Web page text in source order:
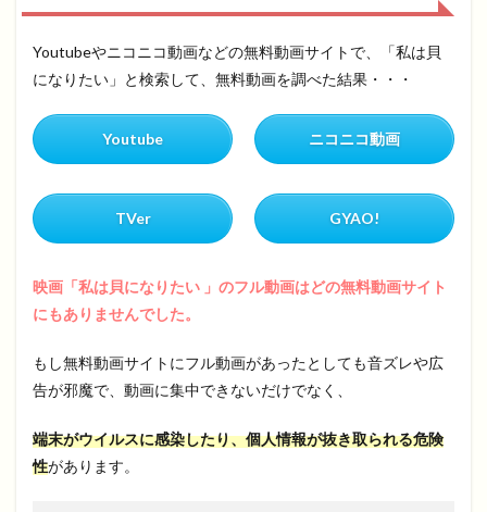
Youtubeやニコニコ動画などの無料動画サイトで、「私は貝
になりたい」と検索して、無料動画を調べた結果・・・
Youtube ニコニコ動画
TVer GYAO!
映画「私は貝になりたい 」のフル動画はどの無料動画サイト
にもありませんでした。
もし無料動画サイトにフル動画があったとしても音ズレや広
告が邪魔で、動画に集中できないだけでなく、
端末がウイルスに感染したり、個人情報が抜き取られる危険
性があります。